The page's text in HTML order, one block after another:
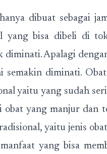
dibuat sebagai
yang bisa dibeli di
diminati. Apalagi
semakin diminati.
yaitu yang sudah
obat yang manjur dan
yaitu jenis
yang bisa